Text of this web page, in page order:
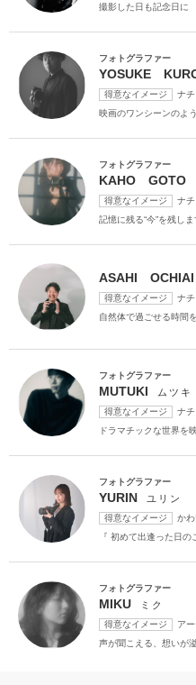
海での撮影
家族・友人と撮影
歴史的建造物での撮影 動画の作成
スタジオでの撮影
夜景での撮影
チャペルでの撮影
撮影した日も記念日に
フォトグラファー
YOSUKE
得意なイメージ
ナ
映画のワンシーンのよ
フォトグラファー
KAHO GOTO
得意なイメージ
ナ
記憶に残る“今”を残しま
ASAHI OCHIAI
得意なイメージ
ナ
自然体で過ごせる時間
フォトグラファー
MUTUKI ムツキ
得意なイメージ
ナ
ドラマチックな世界を
フォトグラファー
YURIN ユリン
得意なイメージ
か
『 初めて出逢った日の
フォトグラファー
MIKU ミク
得意なイメージ
ア
声が聞こえる、想いが